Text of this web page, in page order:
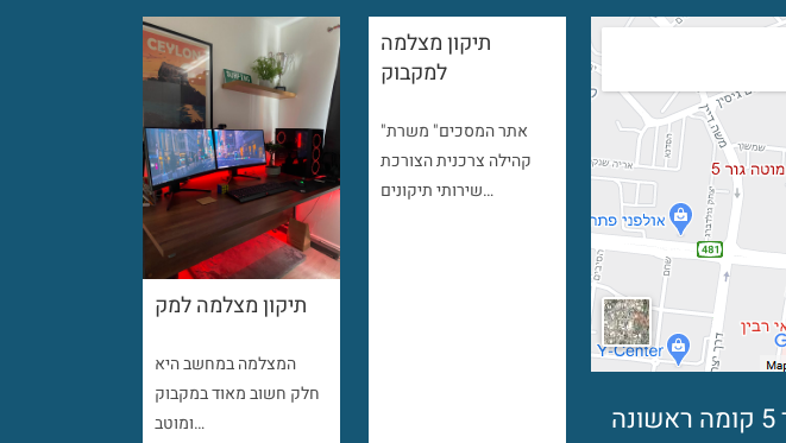
פתח תקווה מוטה גור 5 קומה ראשונה
תיקון מצלמה למק
המצלמה במחשב היא
חלק חשוב מאוד במקבוק
ומוטב…
תיקון מצלמה
למקבוק
"אתר המסכים" משרת
קהילה צרכנית הצורכת
שירותי תיקונים…